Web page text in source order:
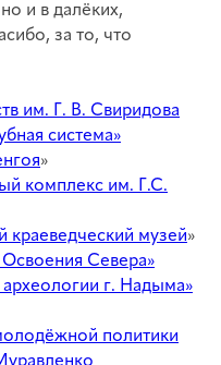
и в далёких,
за то, что
им. Г. В. Свиридова
система»
»
комплекс им. Г.С.
краеведческий музей»
Севера»
г. Надыма»
политики